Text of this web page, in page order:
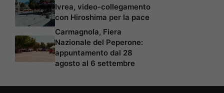
Ivrea, video-collegamento
con Hiroshima per la pace
Carmagnola, Fiera
Nazionale del Peperone:
appuntamento dal 28
agosto al 6 settembre